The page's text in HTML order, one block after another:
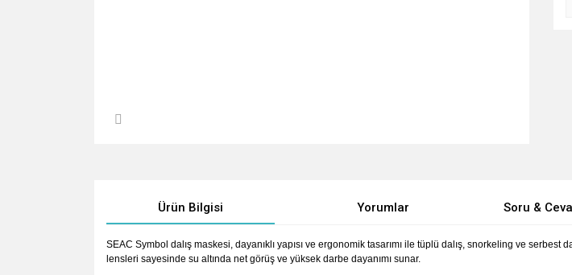
Ürün Bilgisi Yorumlar Soru &
SEAC Symbol dalış maskesi, dayanıklı yapısı ve ergonomik tasarımı ile tüplü dalış, snorkeling ve
lensleri sayesinde su altında net görüş ve yüksek darbe dayanımı sunar.